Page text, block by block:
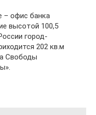
– офис банка
высотой 100,5
город-
202 кв.м
Свободы